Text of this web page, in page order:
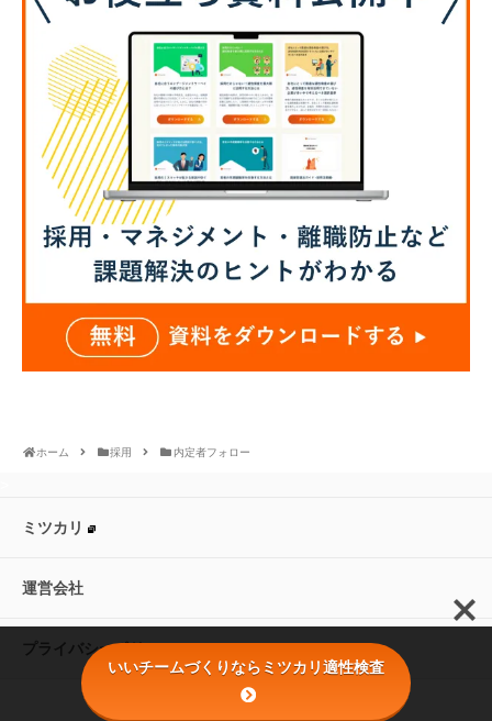
ホーム 採用 内定者フォロー
ミツカリ
運営会社
プライバシーポリシー
© 2016 株式会社ミツカリ
いいチームづくりならミツカリ適性検査